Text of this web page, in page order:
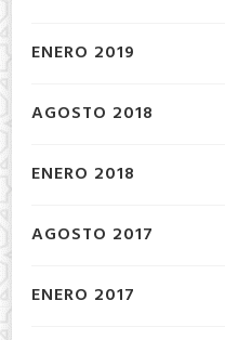
ENERO 2019
AGOSTO 2018
ENERO 2018
AGOSTO 2017
ENERO 2017